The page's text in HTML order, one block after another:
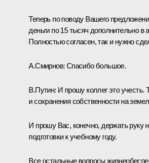
Теперь по поводу Вашего
деньги по 15 тысяч дополнительно в
Полностью согласен, так и нужно
А.Смирнов: Спасибо большое.
В.Путин: И прошу коллег это учесть.
и сохранения собственности на
И прошу Вас, конечно, держать руку
подготовки к учебному году.
Все остальные вопросы